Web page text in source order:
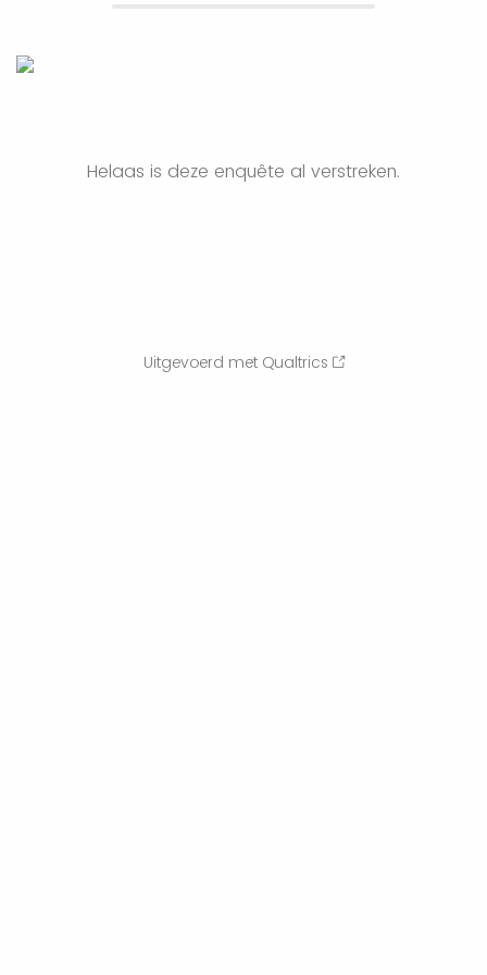
Helaas is deze enquête al verstreken.
Uitgevoerd met Qualtrics